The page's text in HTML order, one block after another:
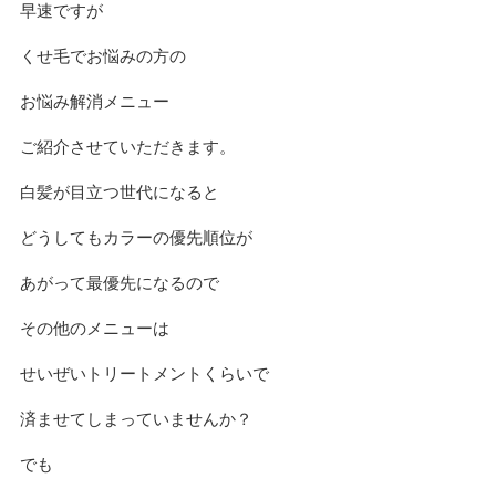
早速ですが
くせ毛でお悩みの方の
お悩み解消メニュー
ご紹介させていただきます。
白髪が目立つ世代になると
どうしてもカラーの優先順位が
あがって最優先になるので
その他のメニューは
せいぜいトリートメントくらいで
済ませてしまっていませんか？
でも